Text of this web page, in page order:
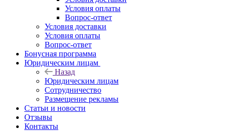
Условия оплаты
Вопрос-ответ
Условия доставки
Условия оплаты
Вопрос-ответ
Бонусная программа
Юридическим лицам
Назад
Юридическим лицам
Сотрудничество
Размещение рекламы
Статьи и новости
Отзывы
Контакты